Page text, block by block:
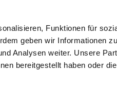
Funktionen für
geben wir Informationen
Analysen weiter. Unsere
bereitgestellt haben oder
loadingjobninja.com(see the